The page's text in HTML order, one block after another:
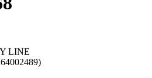
LINE